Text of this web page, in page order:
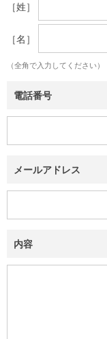
［姓］
［名］
（全角で入力してください）
電話番号
メールアドレス
内容